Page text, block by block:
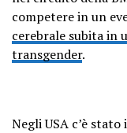
—
2022
competere in un
cerebrale subita in
transgender.
Negli USA c’è